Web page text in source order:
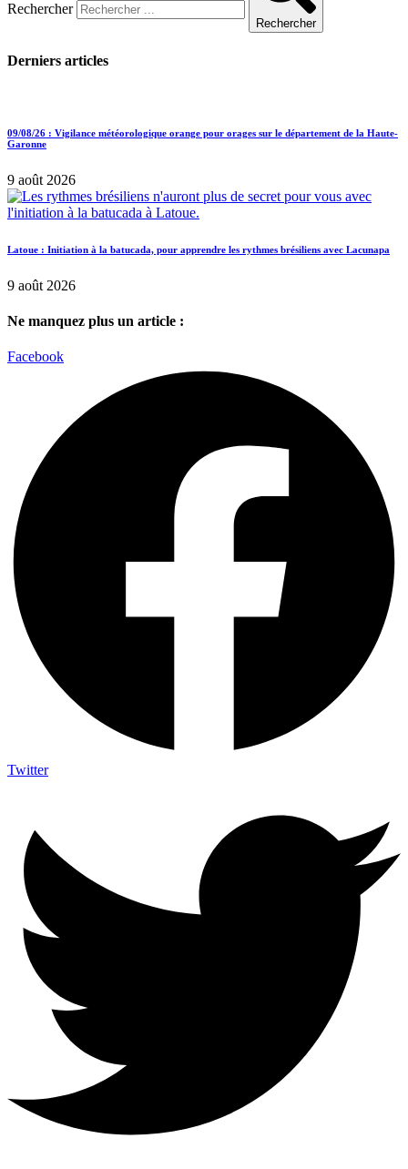
Rechercher
Rechercher
Derniers articles
09/08/26 : Vigilance météorologique orange pour orages sur le département de la Haute-
Garonne
9 août 2026
Latoue : Initiation à la batucada, pour apprendre les rythmes brésiliens avec Lacunapa
9 août 2026
Ne manquez plus un article :
Facebook
Twitter